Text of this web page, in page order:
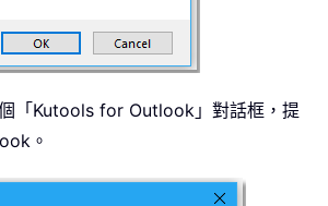
「Kutools for Outlook」對話框，提
。